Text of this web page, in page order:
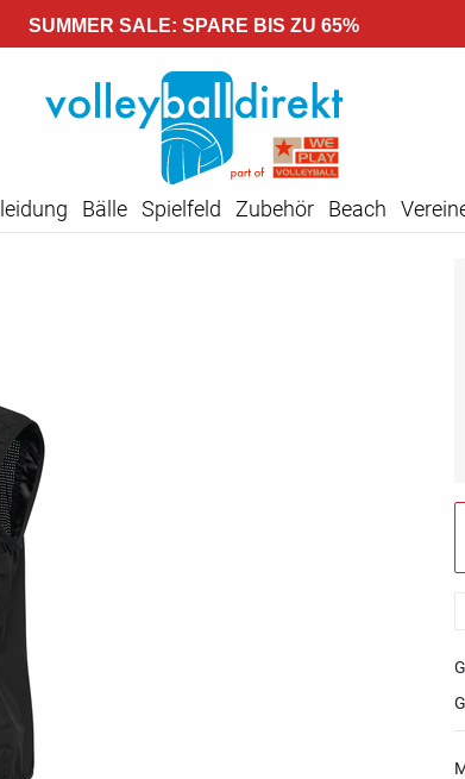
SUMMER SALE: SPARE BIS ZU 65%
Bälle Spielfeld Zubehör Beach